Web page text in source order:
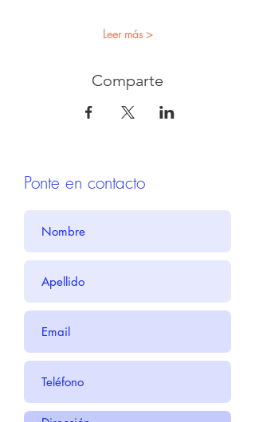
Leer más >
Comparte
Ponte en contacto